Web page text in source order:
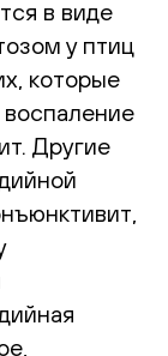
в виде
у птиц
которые
Другие